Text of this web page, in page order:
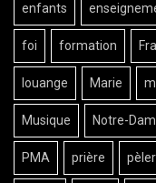
enfants
foi formation
louange Marie
Musique Notre-
PMA prière